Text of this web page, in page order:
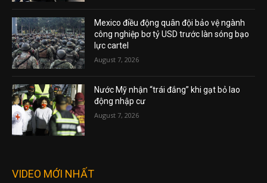
Mexico điều động quân đội bảo vệ ngành
công nghiệp bơ tỷ USD trước làn sóng bạo
lực cartel
August 7, 2026
Nước Mỹ nhận “trái đắng” khi gạt bỏ lao
động nhập cư
August 7, 2026
VIDEO MỚI NHẤT